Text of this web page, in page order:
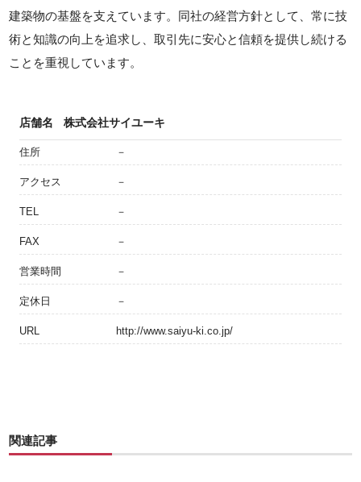
建築物の基盤を支えています。同社の経営方針として、常に技
術と知識の向上を追求し、取引先に安心と信頼を提供し続ける
ことを重視しています。
店舗名 株式会社サイユーキ
住所 －
アクセス －
TEL －
FAX －
営業時間 －
定休日 －
URL http://www.saiyu-ki.co.jp/
関連記事